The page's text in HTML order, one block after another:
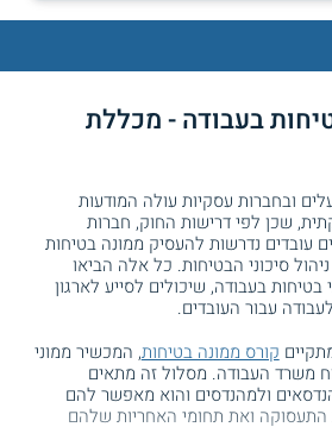
בעבודה - מכללת
ובחברות עסקיות עולה המודעות
שכן לפי דרישות החוק, חברות
עובדים נדרשות להעסיק ממונה בטיחות
סיכוני הבטיחות. כל אלה הביאו
בטיחות בעבודה, שיכולים לסייע לארגון
עבור העובדים.
קורס ממונה בטיחות, המכשיר ממוני
משרד העבודה. מסלול זה מתאים
ולמהנדסים והוא מאפשר להם
התעסוקה ואת תחומי האחריות שלהם